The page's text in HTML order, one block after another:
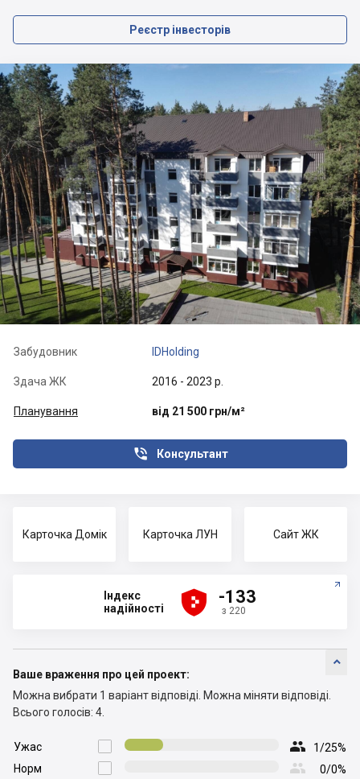
Реєстр інвесторів
Забудовник IDHolding
Здача ЖК 2016 - 2023 р.
Планування від 21 500 грн/м²
Консультант

Карточка Домік Карточка ЛУН Сайт ЖК
Індекс
надійності




 -133
з 220

Ваше враження про цей проект:
Можна вибрати 1 варіант відповіді. Можна міняти відповіді.
Всього голосів: 4.

Ужас  1/25%

Норм  0/0%